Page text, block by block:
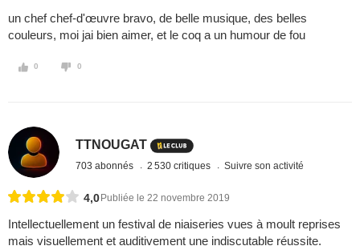
un chef chef-d'œuvre bravo, de belle musique, des belles
couleurs, moi jai bien aimer, et le coq a un humour de fou
0 0
TTNOUGAT
703 abonnés 2 530 critiques Suivre son activité
4,0 Publiée le 22 novembre 2019
Intellectuellement un festival de niaiseries vues à moult reprises
mais visuellement et auditivement une indiscutable réussite.